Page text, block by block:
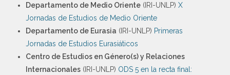
Departamento de Medio Oriente (IRI-UNLP) X
Jornadas de Estudios de Medio Oriente
Departamento de Eurasia (IRI-UNLP) Primeras
Jornadas de Estudios Eurasiáticos
Centro de Estudios en Género(s) y Relaciones
Internacionales (IRI-UNLP) ODS 5 en la recta final: